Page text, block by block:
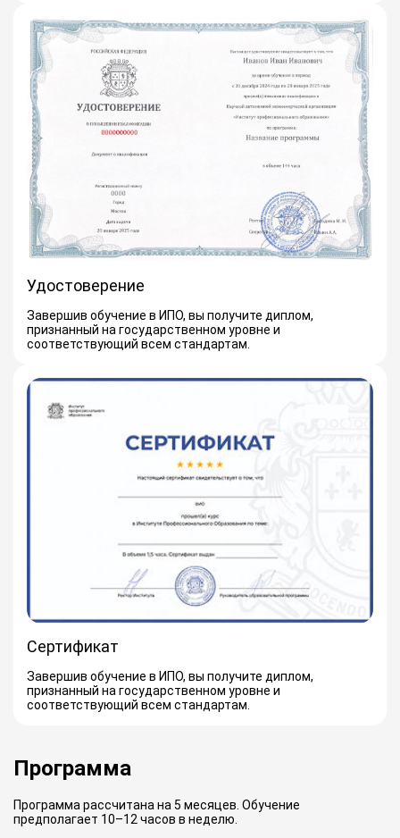
Удостоверение
Завершив обучение в ИПО, вы получите диплом,
признанный на государственном уровне и
соответствующий всем стандартам.
Сертификат
Завершив обучение в ИПО, вы получите диплом,
признанный на государственном уровне и
соответствующий всем стандартам.
Программа
Программа рассчитана на 5 месяцев. Обучение
предполагает 10–12 часов в неделю.